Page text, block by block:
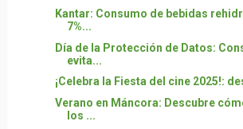
Kantar: Consumo de bebidas
7%...
Día de la Protección de Datos:
evita...
¡Celebra la Fiesta del cine 2025!:
Verano en Máncora: Descubre
los ...